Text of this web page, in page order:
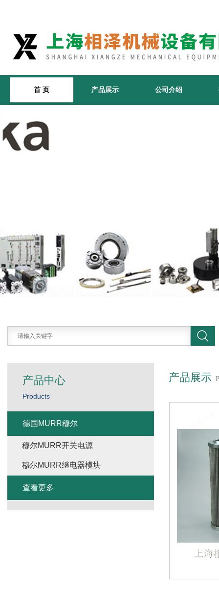
首 页 产品展示 公司介绍
产品展示
产品中心
Products
德国MURR穆尔
穆尔MURR开关电源
穆尔MURR继电器模块
查看更多